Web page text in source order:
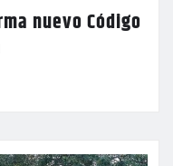
nuevo Código